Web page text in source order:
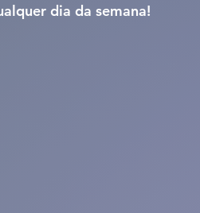
dia da semana!